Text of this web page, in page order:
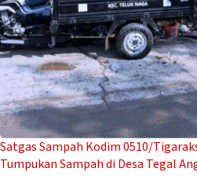
Satgas Sampah Kodim 0510/
Tumpukan Sampah di Desa Tegal